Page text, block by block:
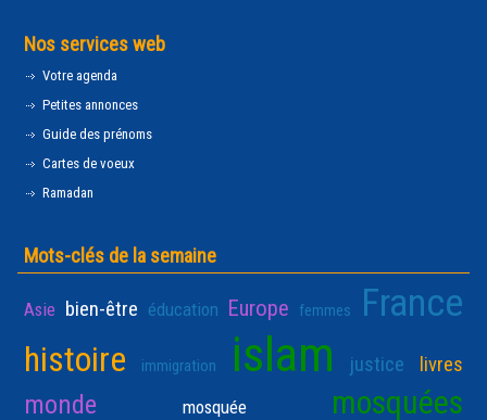
Nos services web
Votre agenda
Petites annonces
Guide des prénoms
Cartes de voeux
Ramadan
Mots-clés de la semaine
Asie bien-être éducation Europe femmes France
histoire immigration islam justice livres
monde mosquée mosquées